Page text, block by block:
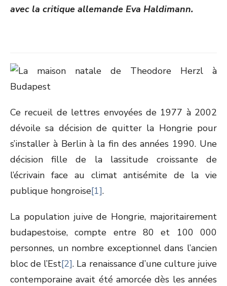
avec la critique allemande Eva Haldimann.
Ce recueil de lettres envoyées de 1977 à 2002
dévoile sa décision de quitter la Hongrie pour
s’installer à Berlin à la fin des années 1990. Une
décision fille de la lassitude croissante de
l’écrivain face au climat antisémite de la vie
publique hongroise[1].
La population juive de Hongrie, majoritairement
budapestoise, compte entre 80 et 100 000
personnes, un nombre exceptionnel dans l’ancien
bloc de l’Est[2]. La renaissance d’une culture juive
contemporaine avait été amorcée dès les années